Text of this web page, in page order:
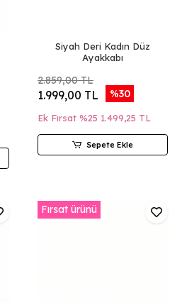
Siyah Deri Kadın Düz
Ayakkabı
2.859,00 TL
1.999,00 TL %30
Ek Fırsat %25 1.499,25 TL
Sepete Ekle
Fırsat ürünü